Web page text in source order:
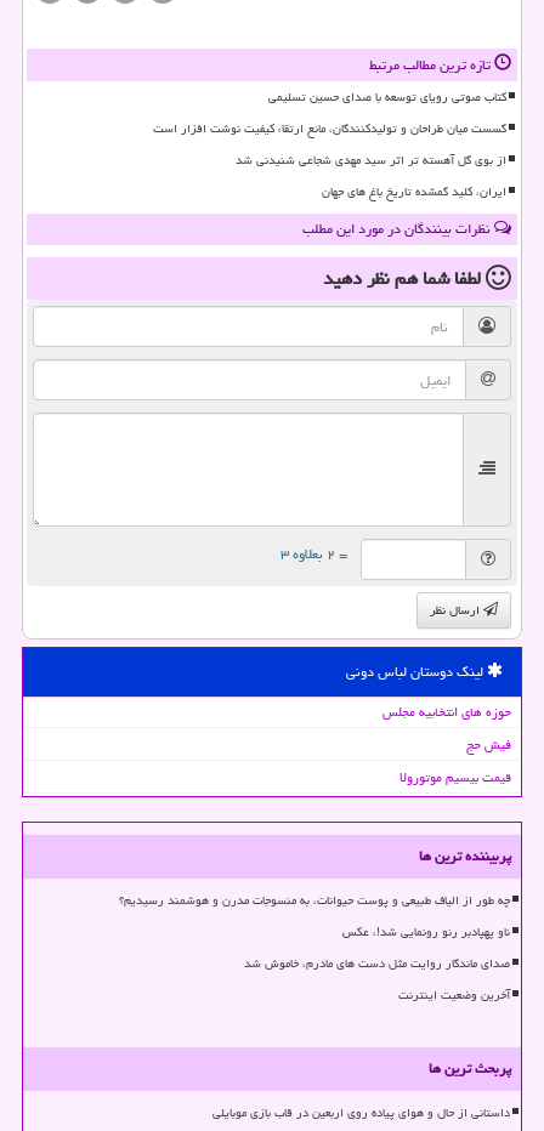
تازه ترین مطالب مرتبط
کتاب صوتی رویای توسعه با صدای حسین تسلیمی
گسست میان طراحان و تولیدکنندگان، مانع ارتقاء کیفیت نوشت افزار است
از بوی گل آهسته تر اثر سید مهدی شجاعی شنیدنی شد
ایران، کلید گمشده تاریخ باغ های جهان
نظرات بینندگان در مورد این مطلب
لطفا شما همنظر دهید
= ۲ بعلاوه ۳
ارسال نظر
لینک دوستان لباس دونی
حوزه های انتخابیه مجلس
فیش حج
قیمت بیسیم موتورولا
پربیننده ترین ها
چه طور از الیاف طبیعی و پوست حیوانات، به منسوجات مدرن و هوشمند رسیدیم؟
ناو پهپادبر رنو رونمایی شد!، عکس
صدای ماندگار روایت مثل دست های مادرم، خاموش شد
آخرین وضعیت اینترنت
پربحث ترین ها
داستانی از حال و هوای پیاده روی اربعین در قاب بازی موبایلی